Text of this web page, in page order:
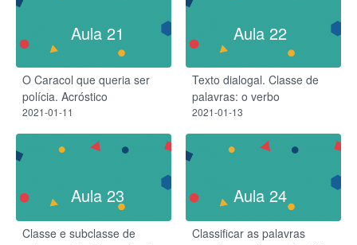
Aula 21
O Caracol que queria ser
polícia. Acróstico
2021-01-11
Aula 22
Texto dialogal. Classe de
palavras: o verbo
2021-01-13
Aula 23
Classe e subclasse de
Aula 24
Classificar as palavras